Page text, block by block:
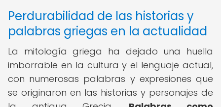
Perdurabilidad de las historias y
palabras griegas en la actualidad
La mitología griega ha dejado una huella
imborrable en la cultura y el lenguaje actual,
con numerosas palabras y expresiones que
se originaron en las historias y personajes de